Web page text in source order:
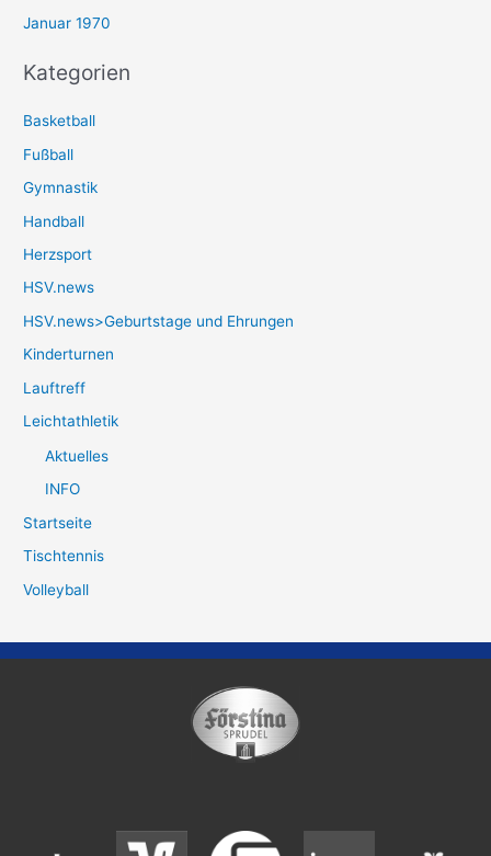
Januar 1970
Kategorien
Basketball
Fußball
Gymnastik
Handball
Herzsport
HSV.news
HSV.news>Geburtstage und Ehrungen
Kinderturnen
Lauftreff
Leichtathletik
Aktuelles
INFO
Startseite
Tischtennis
Volleyball